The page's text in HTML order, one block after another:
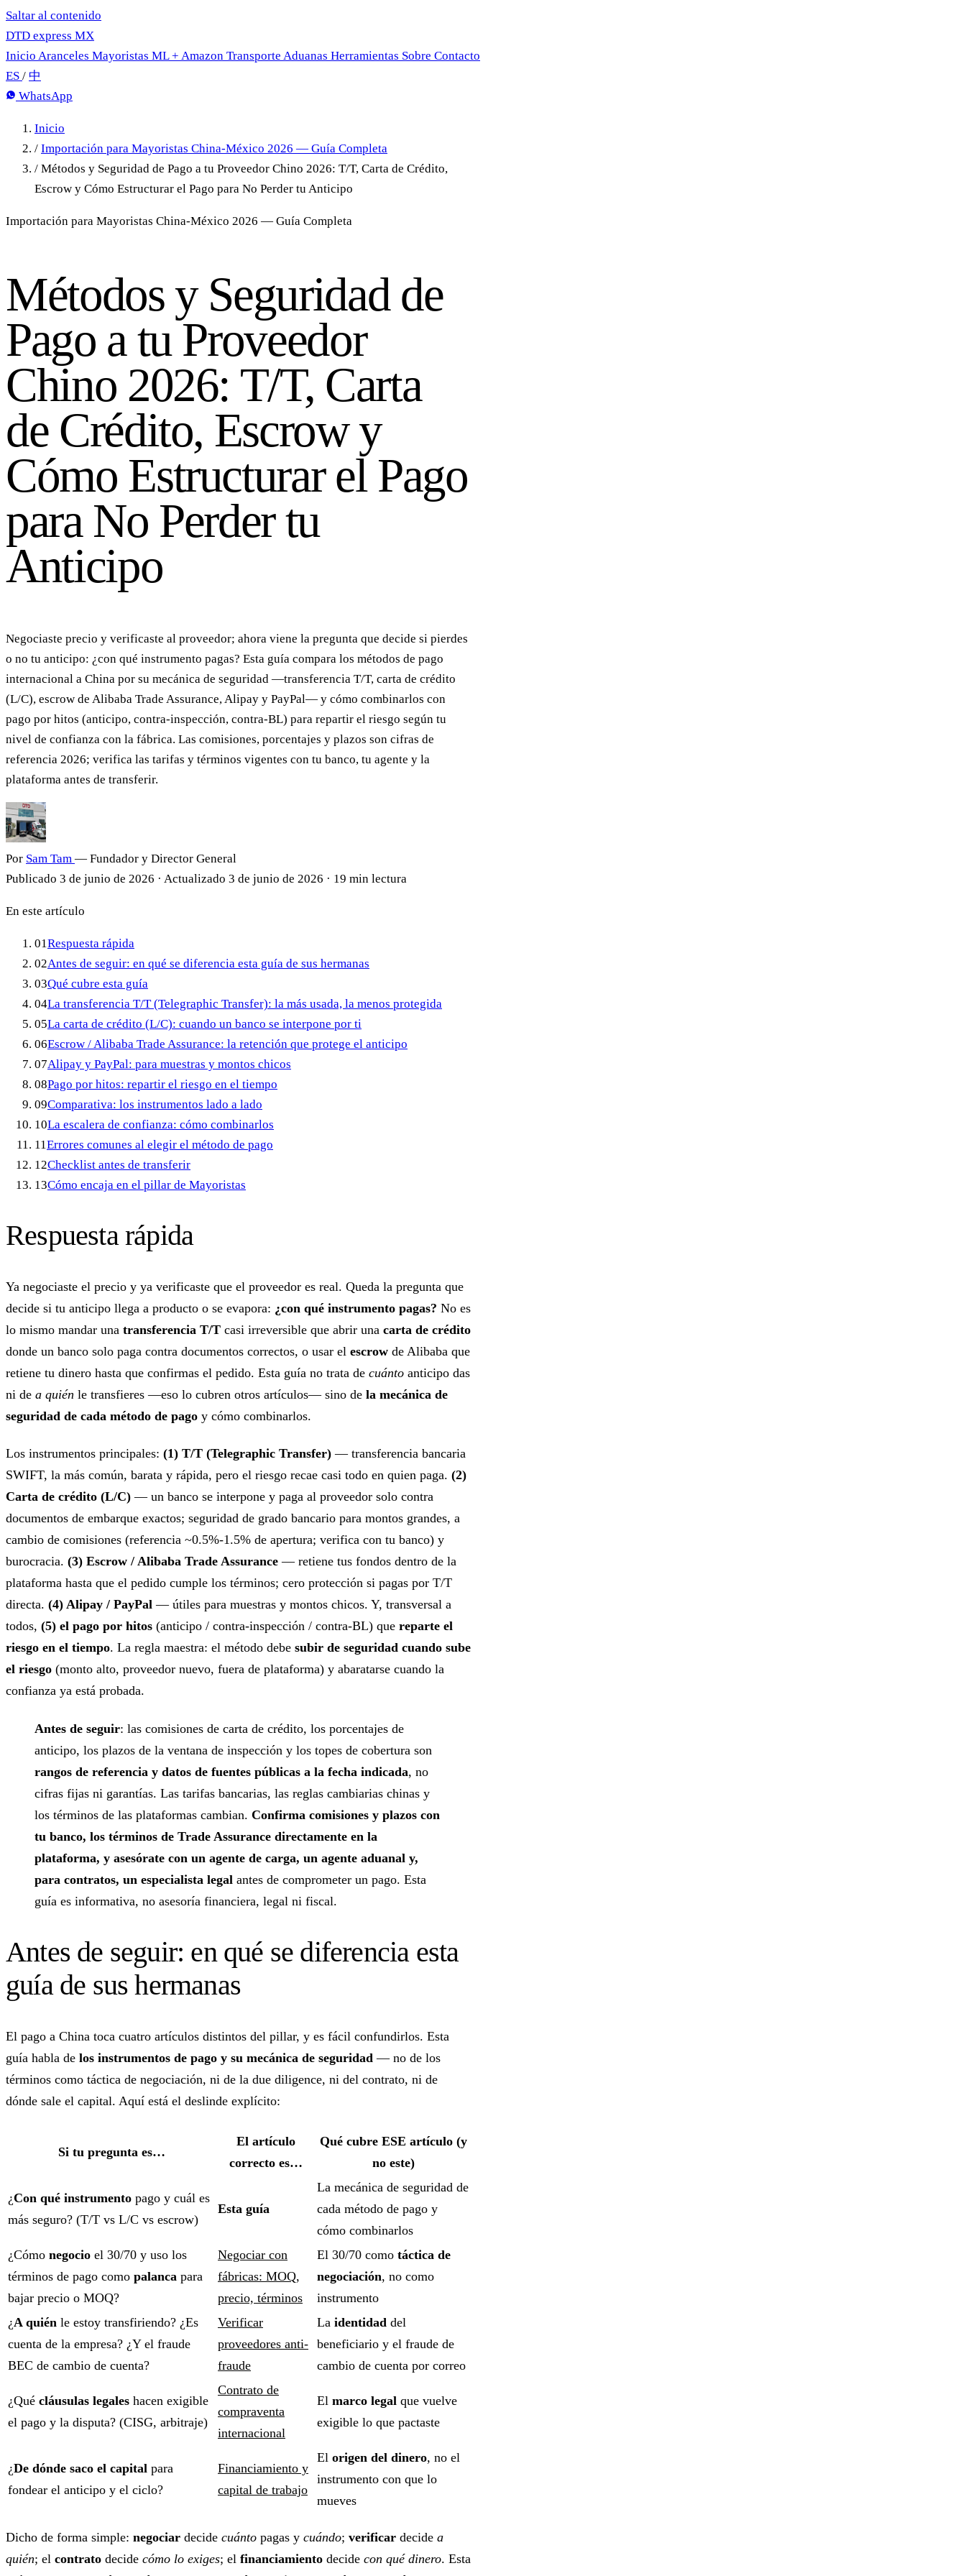
Saltar al contenido
DTD express MX
Inicio Aranceles Mayoristas ML + Amazon Transporte Aduanas Herramientas Sobre Contacto
ES / 中
WhatsApp
Inicio
/ Importación para Mayoristas China-México 2026 — Guía Completa
/ Métodos y Seguridad de Pago a tu Proveedor Chino 2026: T/T, Carta de Crédito,
Escrow y Cómo Estructurar el Pago para No Perder tu Anticipo
Importación para Mayoristas China-México 2026 — Guía Completa
Métodos y Seguridad de
Pago a tu Proveedor
Chino 2026: T/T, Carta
de Crédito, Escrow y
Cómo Estructurar el Pago
para No Perder tu
Anticipo
Negociaste precio y verificaste al proveedor; ahora viene la pregunta que decide si pierdes
o no tu anticipo: ¿con qué instrumento pagas? Esta guía compara los métodos de pago
internacional a China por su mecánica de seguridad —transferencia T/T, carta de crédito
(L/C), escrow de Alibaba Trade Assurance, Alipay y PayPal— y cómo combinarlos con
pago por hitos (anticipo, contra-inspección, contra-BL) para repartir el riesgo según tu
nivel de confianza con la fábrica. Las comisiones, porcentajes y plazos son cifras de
referencia 2026; verifica las tarifas y términos vigentes con tu banco, tu agente y la
plataforma antes de transferir.
Por Sam Tam — Fundador y Director General
Publicado 3 de junio de 2026 · Actualizado 3 de junio de 2026 · 19 min lectura
En este artículo
01Respuesta rápida
02Antes de seguir: en qué se diferencia esta guía de sus hermanas
03Qué cubre esta guía
04La transferencia T/T (Telegraphic Transfer): la más usada, la menos protegida
05La carta de crédito (L/C): cuando un banco se interpone por ti
06Escrow / Alibaba Trade Assurance: la retención que protege el anticipo
07Alipay y PayPal: para muestras y montos chicos
08Pago por hitos: repartir el riesgo en el tiempo
09Comparativa: los instrumentos lado a lado
10La escalera de confianza: cómo combinarlos
11Errores comunes al elegir el método de pago
12Checklist antes de transferir
13Cómo encaja en el pillar de Mayoristas
Respuesta rápida
Ya negociaste el precio y ya verificaste que el proveedor es real. Queda la pregunta que
decide si tu anticipo llega a producto o se evapora: ¿con qué instrumento pagas? No es
lo mismo mandar una transferencia T/T casi irreversible que abrir una carta de crédito
donde un banco solo paga contra documentos correctos, o usar el escrow de Alibaba que
retiene tu dinero hasta que confirmas el pedido. Esta guía no trata de cuánto anticipo das
ni de a quién le transfieres —eso lo cubren otros artículos— sino de la mecánica de
seguridad de cada método de pago y cómo combinarlos.
Los instrumentos principales: (1) T/T (Telegraphic Transfer) — transferencia bancaria
SWIFT, la más común, barata y rápida, pero el riesgo recae casi todo en quien paga. (2)
Carta de crédito (L/C) — un banco se interpone y paga al proveedor solo contra
documentos de embarque exactos; seguridad de grado bancario para montos grandes, a
cambio de comisiones (referencia ~0.5%-1.5% de apertura; verifica con tu banco) y
burocracia. (3) Escrow / Alibaba Trade Assurance — retiene tus fondos dentro de la
plataforma hasta que el pedido cumple los términos; cero protección si pagas por T/T
directa. (4) Alipay / PayPal — útiles para muestras y montos chicos. Y, transversal a
todos, (5) el pago por hitos (anticipo / contra-inspección / contra-BL) que reparte el
riesgo en el tiempo. La regla maestra: el método debe subir de seguridad cuando sube
el riesgo (monto alto, proveedor nuevo, fuera de plataforma) y abaratarse cuando la
confianza ya está probada.
Antes de seguir: las comisiones de carta de crédito, los porcentajes de
anticipo, los plazos de la ventana de inspección y los topes de cobertura son
rangos de referencia y datos de fuentes públicas a la fecha indicada, no
cifras fijas ni garantías. Las tarifas bancarias, las reglas cambiarias chinas y
los términos de las plataformas cambian. Confirma comisiones y plazos con
tu banco, los términos de Trade Assurance directamente en la
plataforma, y asesórate con un agente de carga, un agente aduanal y,
para contratos, un especialista legal antes de comprometer un pago. Esta
guía es informativa, no asesoría financiera, legal ni fiscal.
Antes de seguir: en qué se diferencia esta
guía de sus hermanas
El pago a China toca cuatro artículos distintos del pillar, y es fácil confundirlos. Esta
guía habla de los instrumentos de pago y su mecánica de seguridad — no de los
términos como táctica de negociación, ni de la due diligence, ni del contrato, ni de
dónde sale el capital. Aquí está el deslinde explícito:
Si tu pregunta es…
El artículo
correcto es…
Qué cubre ESE artículo (y
no este)
¿Con qué instrumento pago y cuál es
más seguro? (T/T vs L/C vs escrow)
Esta guía
La mecánica de seguridad de
cada método de pago y
cómo combinarlos
¿Cómo negocio el 30/70 y uso los
términos de pago como palanca para
bajar precio o MOQ?
Negociar con
fábricas: MOQ,
precio, términos
El 30/70 como táctica de
negociación, no como
instrumento
¿A quién le estoy transfiriendo? ¿Es
cuenta de la empresa? ¿Y el fraude
BEC de cambio de cuenta?
Verificar
proveedores anti-
fraude
La identidad del
beneficiario y el fraude de
cambio de cuenta por correo
¿Qué cláusulas legales hacen exigible
el pago y la disputa? (CISG, arbitraje)
Contrato de
compraventa
internacional
El marco legal que vuelve
exigible lo que pactaste
¿De dónde saco el capital para
fondear el anticipo y el ciclo?
Financiamiento y
capital de trabajo
El origen del dinero, no el
instrumento con que lo
mueves
Dicho de forma simple: negociar decide cuánto pagas y cuándo; verificar decide a
quién; el contrato decide cómo lo exiges; el financiamiento decide con qué dinero. Esta